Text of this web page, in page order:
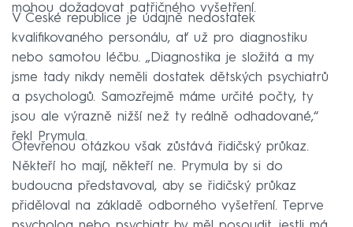
mohou dožadovat patřičného vyšetření.
V České republice je údajně nedostatek
kvalifikovaného personálu, ať už pro diagnostiku
nebo samotou léčbu. „Diagnostika je složitá a my
jsme tady nikdy neměli dostatek dětských psychiatrů
a psychologů. Samozřejmě máme určité počty, ty
jsou ale výrazně nižší než ty reálně odhadované,“
řekl Prymula.
Otevřenou otázkou však zůstává řidičský průkaz.
Někteří ho mají, někteří ne. Prymula by si do
budoucna představoval, aby se řidičský průkaz
přiděloval na základě odborného vyšetření. Teprve